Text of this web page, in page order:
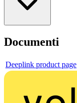
Documenti
Deeplink product page